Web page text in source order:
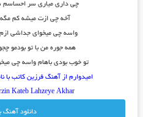
چی داری میاری سر
آخه چی ازت میشه کم مگه
واسه چی میخوای جداشی
همه جوره من با تو بودمو
تو خوب بودی باهام واسه چی
امیدوارم از آهنگ فرزین کاتب با
Kateb Lahzeye Akhar
دانلود آهنگ با